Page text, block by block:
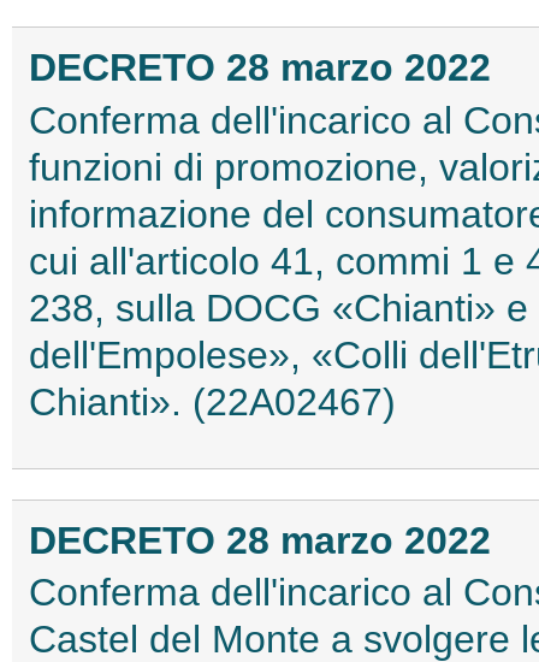
DECRETO 28 marzo 2022
Conferma dell'incarico al
funzioni di promozione,
informazione del
cui all'articolo 41, commi 1 e
238, sulla DOCG «Chianti»
dell'Empolese», «Colli
Chianti». (22A02467)
DECRETO 28 marzo 2022
Conferma dell'incarico al
Castel del Monte a svolgere